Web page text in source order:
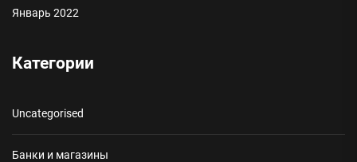
Январь 2022
Категории
Uncategorised
Банки и магазины